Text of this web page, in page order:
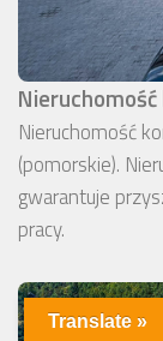
Nieruchomość
(pomorskie).
gwarantuje
pracy.
Translate »